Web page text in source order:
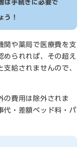
は手続きに必要で
う！
関や薬局で医療費を支
められれば、その超え
給されませんので、
の費用は除外されま
代・差額ベッド料・パ